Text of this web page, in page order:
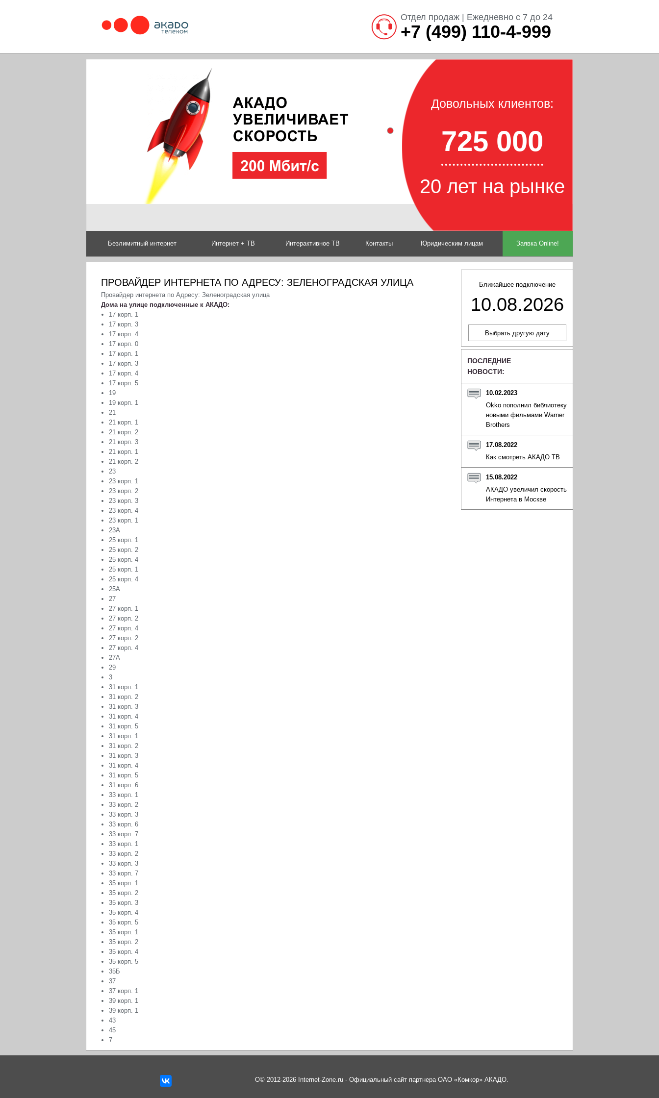
Отдел продаж | Ежедневно с 7 до 24
+7 (499) 110-4-999
Довольных клиентов:
725 000
20 лет на рынке
Безлимитный интернет Интернет + ТВ Интерактивное ТВ Контакты Юридическим лицам Заявка Online!
Ближайшее подключение
10.08.2026
ПОСЛЕДНИЕ
НОВОСТИ:
10.02.2023
Okko пополнил библиотеку
новыми фильмами Warner
Brothers
17.08.2022
Как смотреть АКАДО ТВ
15.08.2022
АКАДО увеличил скорость
Интернета в Москве
ПРОВАЙДЕР ИНТЕРНЕТА ПО АДРЕСУ: ЗЕЛЕНОГРАДСКАЯ УЛИЦА
Провайдер интернета по Адресу: Зеленоградская улица
Дома на улице подключенные к АКАДО:
17 корп. 1
17 корп. 3
17 корп. 4
17 корп. 0
17 корп. 1
17 корп. 3
17 корп. 4
17 корп. 5
19
19 корп. 1
21
21 корп. 1
21 корп. 2
21 корп. 3
21 корп. 1
21 корп. 2
23
23 корп. 1
23 корп. 2
23 корп. 3
23 корп. 4
23 корп. 1
23А
25 корп. 1
25 корп. 2
25 корп. 4
25 корп. 1
25 корп. 4
25А
27
27 корп. 1
27 корп. 2
27 корп. 4
27 корп. 2
27 корп. 4
27А
29
3
31 корп. 1
31 корп. 2
31 корп. 3
31 корп. 4
31 корп. 5
31 корп. 1
31 корп. 2
31 корп. 3
31 корп. 4
31 корп. 5
31 корп. 6
33 корп. 1
33 корп. 2
33 корп. 3
33 корп. 6
33 корп. 7
33 корп. 1
33 корп. 2
33 корп. 3
33 корп. 7
35 корп. 1
35 корп. 2
35 корп. 3
35 корп. 4
35 корп. 5
35 корп. 1
35 корп. 2
35 корп. 4
35 корп. 5
35Б
37
37 корп. 1
39 корп. 1
39 корп. 1
43
45
7
О© 2012-2026 Internet-Zone.ru - Официальный сайт партнера ОАО «Комкор» АКАДО.